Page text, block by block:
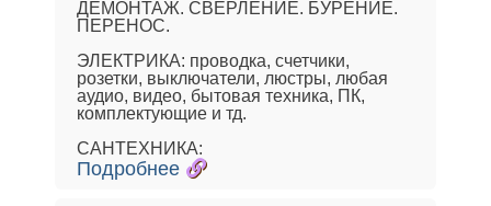
ДЕМОНТАЖ. СВЕРЛЕНИЕ. БУРЕНИЕ.
ПЕРЕНОС.
ЭЛЕКТРИКА: проводка, счетчики,
розетки, выключатели, люстры, любая
аудио, видео, бытовая техника, ПК,
комплектующие и тд.
САНТЕХНИКА:
Подробнее